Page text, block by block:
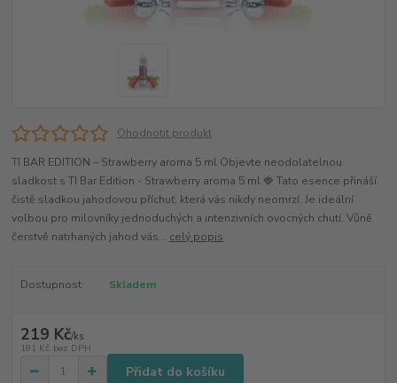
Ohodnotit produkt
TI BAR EDITION – Strawberry aroma 5 ml Objevte neodolatelnou
sladkost s TI Bar Edition - Strawberry aroma 5 ml 🍓 Tato esence přináší
čistě sladkou jahodovou příchuť, která vás nikdy neomrzí. Je ideální
volbou pro milovníky jednoduchých a intenzivních ovocných chutí. Vůně
čerstvě natrhaných jahod vás... celý popis
Dostupnost Skladem
219 Kč/ks
181 Kč bez DPH
Přidat do košíku